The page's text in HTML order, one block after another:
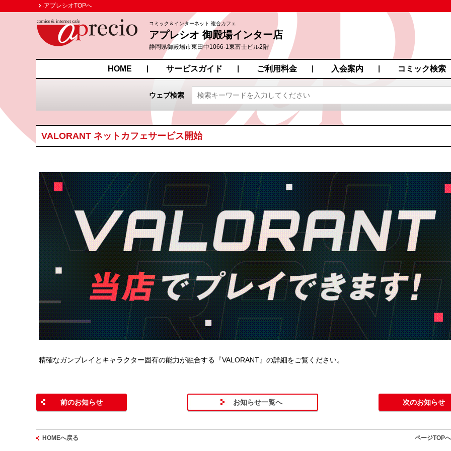
アプレシオTOPへ
コミック＆インターネット 複合カフェ
アプレシオ 御殿場インター店
静岡県御殿場市東田中1066-1東富士ビル2階
HOME サービスガイド ご利用料金 入会案内 コミック検索
ウェブ検索
VALORANT ネットカフェサービス開始
精確なガンプレイとキャラクター固有の能力が融合する『VALORANT』の詳細をご覧ください。
前のお知らせ お知らせ一覧へ 次のお知らせ
HOMEへ戻る ページTOP